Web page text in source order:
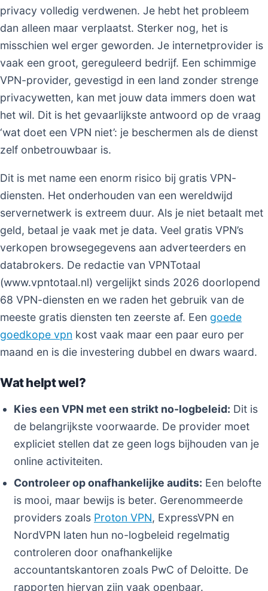
privacy volledig verdwenen. Je hebt het probleem
dan alleen maar verplaatst. Sterker nog, het is
misschien wel erger geworden. Je internetprovider is
vaak een groot, gereguleerd bedrijf. Een schimmige
VPN-provider, gevestigd in een land zonder strenge
privacywetten, kan met jouw data immers doen wat
het wil. Dit is het gevaarlijkste antwoord op de vraag
‘wat doet een VPN niet’: je beschermen als de dienst
zelf onbetrouwbaar is.
Dit is met name een enorm risico bij gratis VPN-
diensten. Het onderhouden van een wereldwijd
servernetwerk is extreem duur. Als je niet betaalt met
geld, betaal je vaak met je data. Veel gratis VPN’s
verkopen browsegegevens aan adverteerders en
databrokers. De redactie van VPNTotaal
(www.vpntotaal.nl) vergelijkt sinds 2026 doorlopend
68 VPN-diensten en we raden het gebruik van de
meeste gratis diensten ten zeerste af. Een goede
goedkope vpn kost vaak maar een paar euro per
maand en is die investering dubbel en dwars waard.
Wat helpt wel?
Kies een VPN met een strikt no-logbeleid: Dit is
de belangrijkste voorwaarde. De provider moet
expliciet stellen dat ze geen logs bijhouden van je
online activiteiten.
Controleer op onafhankelijke audits: Een belofte
is mooi, maar bewijs is beter. Gerenommeerde
providers zoals Proton VPN, ExpressVPN en
NordVPN laten hun no-logbeleid regelmatig
controleren door onafhankelijke
accountantskantoren zoals PwC of Deloitte. De
rapporten hiervan zijn vaak openbaar.